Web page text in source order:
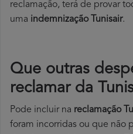
reclamação, terá de provar
uma indemnização Tunisair.
Que outras
reclamar da
Pode incluir na reclamação
foram incorridas ou que não